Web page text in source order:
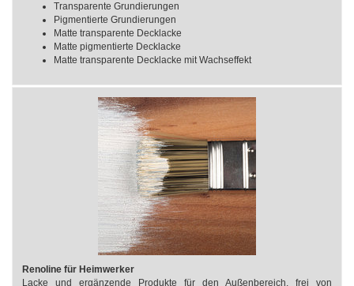
Transparente Grundierungen
Pigmentierte Grundierungen
Matte transparente Decklacke
Matte pigmentierte Decklacke
Matte transparente Decklacke mit Wachseffekt
Renoline für Heimwerker
Lacke und ergänzende Produkte für den Außenbereich, frei von